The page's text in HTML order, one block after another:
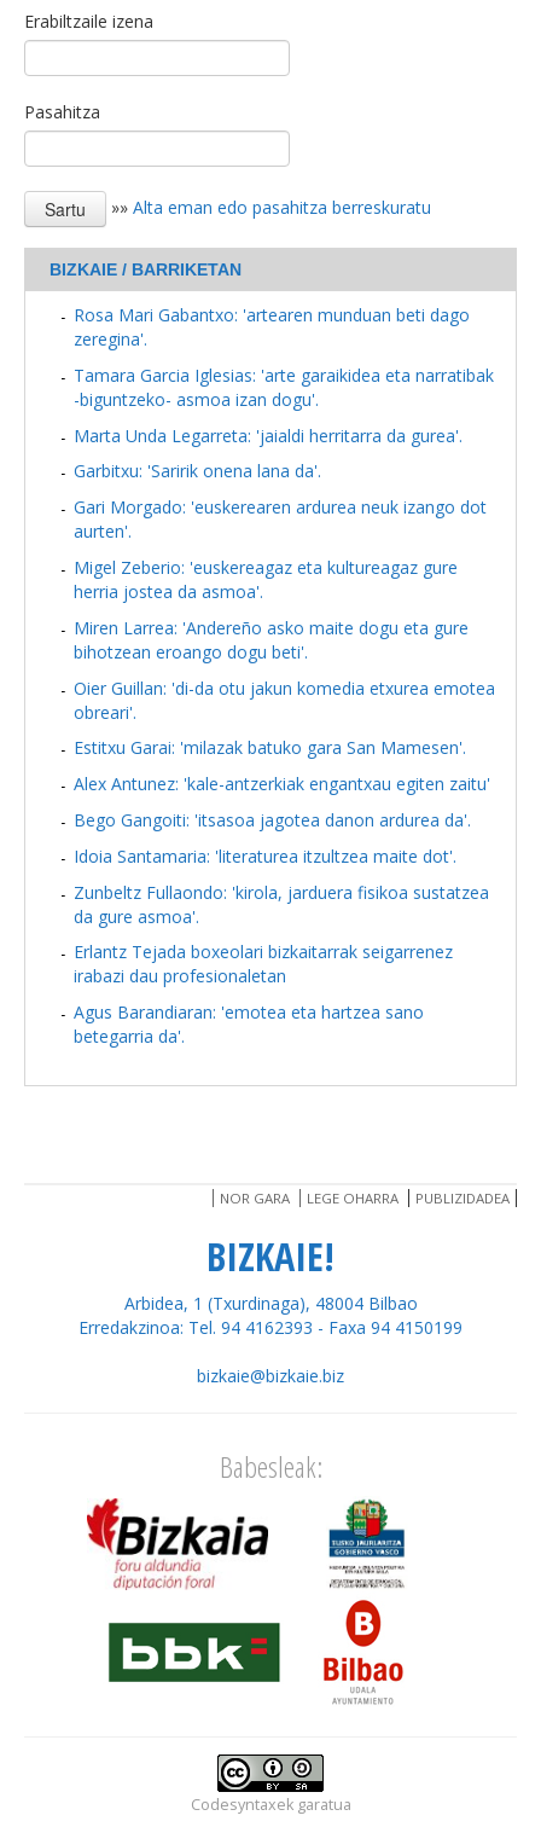
Erabiltzaile izena
Pasahitza
»» Alta eman edo pasahitza berreskuratu
BIZKAIE / BARRIKETAN
Rosa Mari Gabantxo: 'artearen munduan beti dago
zeregina'.
Tamara Garcia Iglesias: 'arte garaikidea eta narratibak
-biguntzeko- asmoa izan dogu'.
Marta Unda Legarreta: 'jaialdi herritarra da gurea'.
Garbitxu: 'Saririk onena lana da'.
Gari Morgado: 'euskerearen ardurea neuk izango dot
aurten'.
Migel Zeberio: 'euskereagaz eta kultureagaz gure
herria jostea da asmoa'.
Miren Larrea: 'Andereño asko maite dogu eta gure
bihotzean eroango dogu beti'.
Oier Guillan: 'di-da otu jakun komedia etxurea emotea
obreari'.
Estitxu Garai: 'milazak batuko gara San Mamesen'.
Alex Antunez: 'kale-antzerkiak engantxau egiten zaitu'
Bego Gangoiti: 'itsasoa jagotea danon ardurea da'.
Idoia Santamaria: 'literaturea itzultzea maite dot'.
Zunbeltz Fullaondo: 'kirola, jarduera fisikoa sustatzea
da gure asmoa'.
Erlantz Tejada boxeolari bizkaitarrak seigarrenez
irabazi dau profesionaletan
Agus Barandiaran: 'emotea eta hartzea sano
betegarria da'.
NOR GARA LEGE OHARRA PUBLIZIDADEA
BIZKAIE!
Arbidea, 1 (Txurdinaga), 48004 Bilbao
Erredakzinoa: Tel. 94 4162393 - Faxa 94 4150199
bizkaie@bizkaie.biz
Babesleak:
Codesyntaxekgaratua